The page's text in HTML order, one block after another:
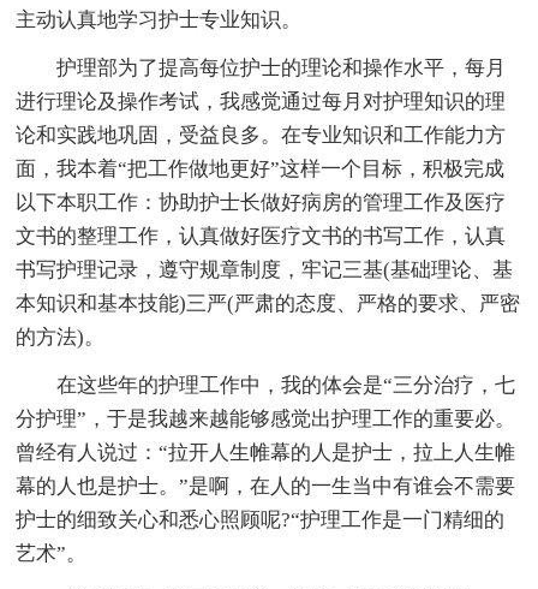
主动认真地学习护士专业知识。
护理部为了提高每位护士的理论和操作水平，每月
进行理论及操作考试，我感觉通过每月对护理知识的理
论和实践地巩固，受益良多。在专业知识和工作能力方
面，我本着“把工作做地更好”这样一个目标，积极完成
以下本职工作：协助护士长做好病房的管理工作及医疗
文书的整理工作，认真做好医疗文书的书写工作，认真
书写护理记录，遵守规章制度，牢记三基(基础理论、基
本知识和基本技能)三严(严肃的态度、严格的要求、严密
的方法)。
在这些年的护理工作中，我的体会是“三分治疗，七
分护理”，于是我越来越能够感觉出护理工作的重要必。
曾经有人说过：“拉开人生帷幕的人是护士，拉上人生帷
幕的人也是护士。”是啊，在人的一生当中有谁会不需要
护士的细致关心和悉心照顾呢?“护理工作是一门精细的
艺术”。